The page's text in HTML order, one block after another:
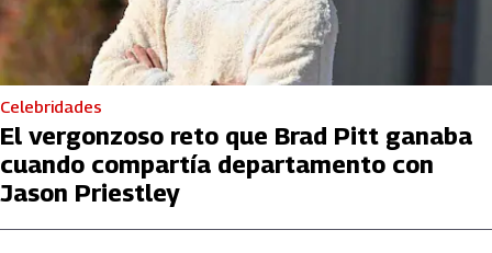
Celebridades
El vergonzoso reto que Brad Pitt ganaba
cuando compartía departamento con
Jason Priestley